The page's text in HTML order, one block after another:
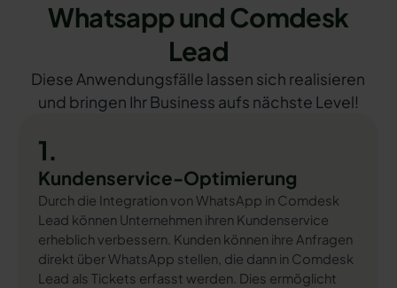
Whatsapp und Comdesk
Lead
Diese Anwendungsfälle lassen sich realisieren
und bringen Ihr Business aufs nächste Level!
1.
Kundenservice-Optimierung
Durch die Integration von WhatsApp in Comdesk
Lead können Unternehmen ihren Kundenservice
erheblich verbessern. Kunden können ihre Anfragen
direkt über WhatsApp stellen, die dann in Comdesk
Lead als Tickets erfasst werden. Dies ermöglicht